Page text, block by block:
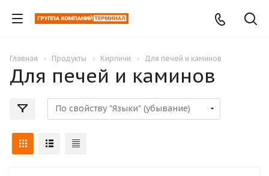
Главная Продукты Кирпичи Для печей и каминов
Для печей и каминов